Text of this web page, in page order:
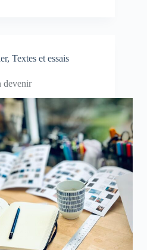
, Textes et essais
devenir